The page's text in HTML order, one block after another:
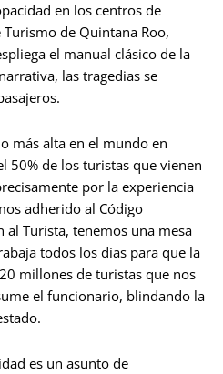
en los centros de
de Quintana Roo,
el manual clásico de la
las tragedias se
más alta en el mundo en
50% de los turistas que vienen
por la experiencia
adherido al Código
al Turista, tenemos una mesa
todos los días para que la
millones de turistas que nos
el funcionario, blindando la
es un asunto de